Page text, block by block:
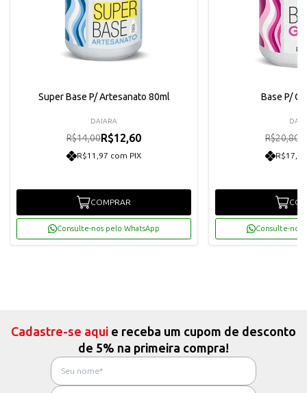
Super Base P/ Artesanato 80ml
DAIARA
R$14,00R$12,60
R$11,97 com PIX
COMPRAR
Consulte-nos pelo WhatsApp
Base P/
R$20,80
Consulte-nos
Cadastre-se aqui e receba um cupom de desconto
de 5% na primeira compra!